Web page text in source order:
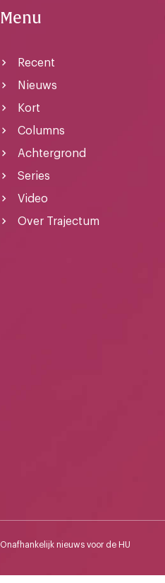
Menu
Recent
Nieuws
Kort
Columns
Achtergrond
Series
Video
Over Trajectum
Onafhankelijk nieuws voor de HU